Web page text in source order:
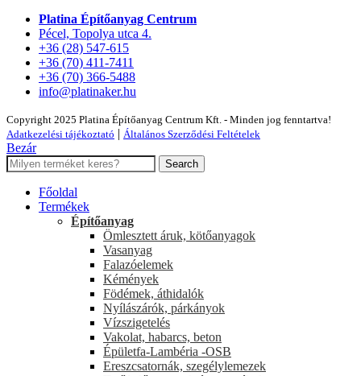
Platina Építőanyag Centrum
Pécel, Topolya utca 4.
+36 (28) 547-615
+36 (70) 411-7411
+36 (70) 366-5488
info@platinaker.hu
Copyright 2025 Platina Építőanyag Centrum Kft. - Minden jog fenntartva!
Adatkezelési tájékoztató | Általános Szerződési Feltételek
Bezár
Search
Főoldal
Termékek
Építőanyag
Ömlesztett áruk, kötőanyagok
Vasanyag
Falazóelemek
Kémények
Födémek, áthidalók
Nyílászárók, párkányok
Vízszigetelés
Vakolat, habarcs, beton
Épületfa-Lambéria -OSB
Ereszcsatornák, szegélylemezek